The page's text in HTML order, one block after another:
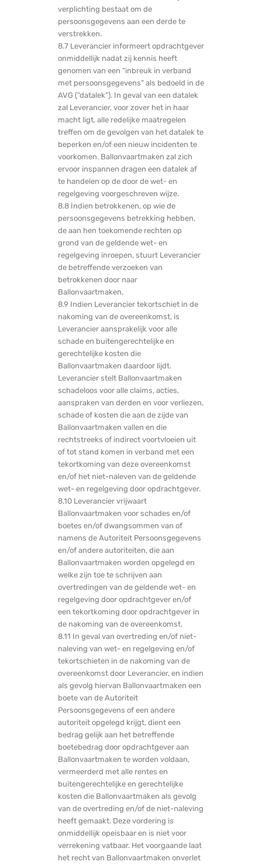
verplichting bestaat om de
persoonsgegevens aan een derde te
verstrekken.
8.7 Leverancier informeert opdrachtgever
onmiddellijk nadat zij kennis heeft
genomen van een “inbreuk in verband
met persoonsgegevens” als bedoeld in de
AVG (“datalek”). In geval van een datalek
zal Leverancier, voor zover het in haar
macht ligt, alle redelijke maatregelen
treffen om de gevolgen van het datalek te
beperken en/of een nieuw incidenten te
voorkomen. Ballonvaartmaken zal zich
ervoor inspannen dragen een datalek af
te handelen op de door de wet- en
regelgeving voorgeschreven wijze.
8.8 Indien betrokkenen, op wie de
persoonsgegevens betrekking hebben,
de aan hen toekomende rechten op
grond van de geldende wet- en
regelgeving inroepen, stuurt Leverancier
de betreffende verzoeken van
betrokkenen door naar
Ballonvaartmaken.
8.9 Indien Leverancier tekortschiet in de
nakoming van de overeenkomst, is
Leverancier aansprakelijk voor alle
schade en buitengerechtelijke en
gerechtelijke kosten die
Ballonvaartmaken daardoor lijdt.
Leverancier stelt Ballonvaartmaken
schadeloos voor alle claims, acties,
aanspraken van derden en voor verliezen,
schade of kosten die aan de zijde van
Ballonvaartmaken vallen en die
rechtstreeks of indirect voortvloeien uit
of tot stand komen in verband met een
tekortkoming van deze overeenkomst
en/of het niet-naleven van de geldende
wet- en regelgeving door opdrachtgever.
8.10 Leverancier vrijwaart
Ballonvaartmaken voor schades en/of
boetes en/of dwangsommen van of
namens de Autoriteit Persoonsgegevens
en/of andere autoriteiten, die aan
Ballonvaartmaken worden opgelegd en
welke zijn toe te schrijven aan
overtredingen van de geldende wet- en
regelgeving door opdrachtgever en/of
een tekortkoming door opdrachtgever in
de nakoming van de overeenkomst.
8.11 In geval van overtreding en/of niet-
naleving van wet- en regelgeving en/of
tekortschieten in de nakoming van de
overeenkomst door Leverancier, en indien
als gevolg hiervan Ballonvaartmaken een
boete van de Autoriteit
Persoonsgegevens of een andere
autoriteit opgelegd krijgt, dient een
bedrag gelijk aan het betreffende
boetebedrag door opdrachtgever aan
Ballonvaartmaken te worden voldaan,
vermeerderd met alle rentes en
buitengerechtelijke en gerechtelijke
kosten die Ballonvaartmaken als gevolg
van de overtreding en/of de niet-naleving
heeft gemaakt. Deze vordering is
onmiddellijk opeisbaar en is niet voor
verrekening vatbaar. Het voorgaande laat
het recht van Ballonvaartmaken onverlet